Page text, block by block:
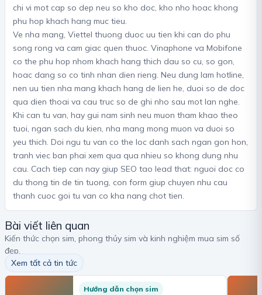
chi vi mot cap so dep neu so kho doc, kho nho hoac khong
phu hop khach hang muc tieu.
Ve nha mang, Viettel thuong duoc uu tien khi can do phu
song rong va cam giac quen thuoc. Vinaphone va Mobifone
co the phu hop nhom khach hang thich dau so cu, so gon,
hoac dang so co tinh nhan dien rieng. Neu dung lam hotline,
nen uu tien nha mang khach hang de lien he, duoi so de doc
qua dien thoai va cau truc so de ghi nho sau mot lan nghe.
Khi can tu van, hay gui nam sinh neu muon tham khao theo
tuoi, ngan sach du kien, nha mang mong muon va duoi so
yeu thich. Doi ngu tu van co the loc danh sach ngan gon hon,
tranh viec ban phai xem qua qua nhieu so khong dung nhu
cau. Cach tiep can nay giup SEO tao lead that: nguoi doc co
du thong tin de tin tuong, con form giup chuyen nhu cau
thanh cuoc goi tu van co kha nang chot tien.
Bài viết liên quan
Kiến thức chọn sim, phong thủy sim và kinh nghiệm mua sim số
đẹp.
Xem tất cả tin tức
Hướng dẫn chọn sim